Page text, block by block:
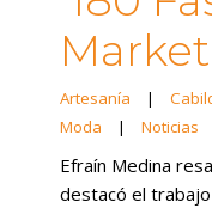
Artesanía |
Moda
| Noticias
Efraín Medina
destacó el